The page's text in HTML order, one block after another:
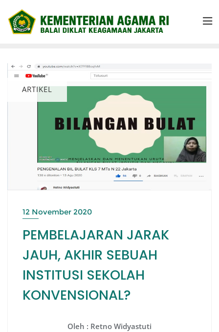
ARTIKEL
12 November 2020
PEMBELAJARAN JARAK
JAUH, AKHIR SEBUAH
INSTITUSI SEKOLAH
KONVENSIONAL?
Oleh : Retno Widyastuti